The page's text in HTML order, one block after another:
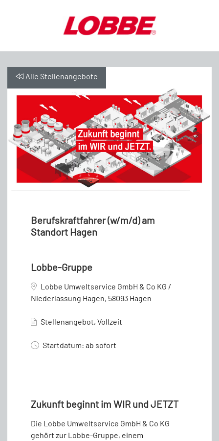
Alle Stellenangebote
Berufskraftfahrer (w/m/d) am
Standort Hagen
Lobbe-Gruppe
Lobbe Umweltservice GmbH & Co KG /
Niederlassung Hagen, 58093 Hagen
Stellenangebot, Vollzeit
Startdatum: ab sofort
Zukunft beginnt im WIR und JETZT
Die Lobbe Umweltservice GmbH & Co KG
gehört zur Lobbe-Gruppe, einem